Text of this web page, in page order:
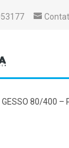
GESSO 80/400 –